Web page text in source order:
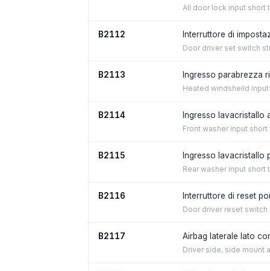
All door lock input short
B2112 Interruttore di
Door driver set switch
B2113 Ingresso parabrezza
Heated windsheild
B2114 Ingresso lavacristallo
Front washer input
B2115 Ingresso lavacristallo
Rear washer input short
B2116 Interruttore di reset
Door driver reset switch
B2117 Airbag laterale lato
Driver side, side mount